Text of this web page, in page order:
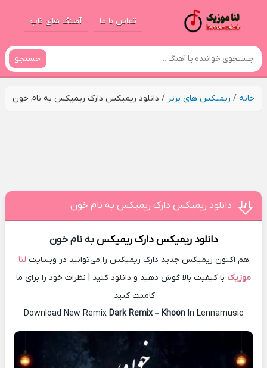
تماس با ما آهنگ های تاپ
جستجو
خانه/ ریمیکس های برتر / دانلود ریمیکس دارک ریمیکس به نام خون
دانلود ریمیکس دارک ریمیکس به نام خون
دانلود ریمیکس دارک ریمیکسبه نام خون
هم اکنون ریمیکس جدید دارک ریمیکس را می‌توانید در وبسایتلنا
موزیک با کیفیت بالا گوش دهید و دانلود کنید | نظرات خود را برای ما
کامنت کنید.
Download New Remix Dark Remix– Khoon In Lennamusic